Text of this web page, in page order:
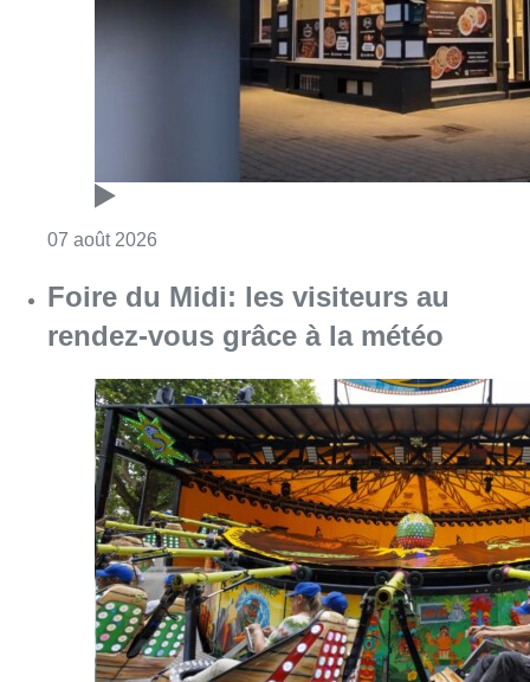
rendez-vous grâce à la météo
07 août 2026 Consulter l'article "Foire du Midi: les
Les Bruxellois respectent mieux les
zones 30 ?